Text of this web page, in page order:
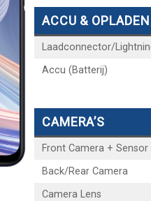
ACCU & OPLADEN
Laadconnector/
Accu (Batterij)
CAMERA’S
Front Camera + Sensor
Back/Rear Camera
Camera Lens